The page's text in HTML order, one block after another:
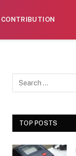
CONTRIBUTION
TOP POSTS